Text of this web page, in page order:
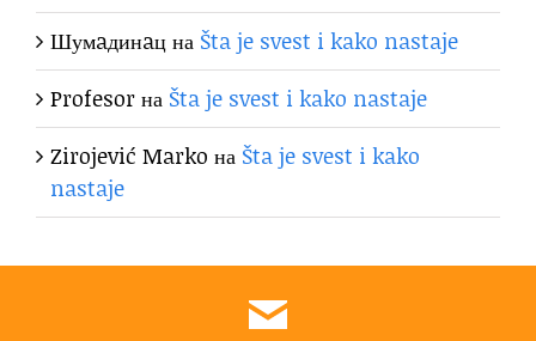
Шумaдинaцна Šta je svest i kako nastaje
Profesorна Šta je svest i kako nastaje
Zirojević Marko на Šta je svest i kako
nastaje